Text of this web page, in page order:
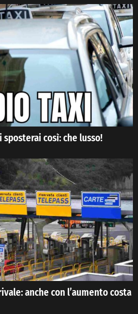
così: che lusso!
anche con l’aumento costa